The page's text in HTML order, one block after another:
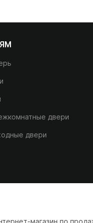
двери
двери
магазин по